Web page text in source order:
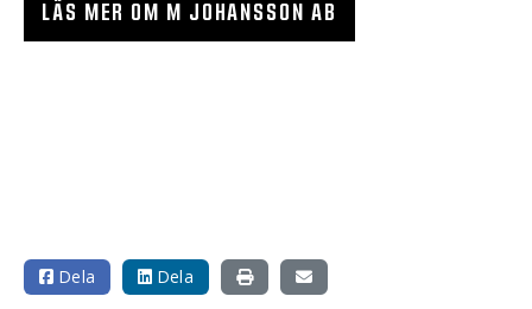
LÄS MER OM M JOHANSSON AB
Dela Dela